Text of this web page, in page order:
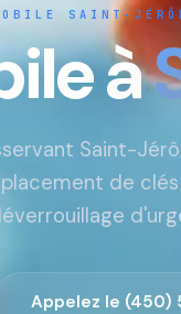
SAINT-
à
Saint-
de
Appelez le (450)